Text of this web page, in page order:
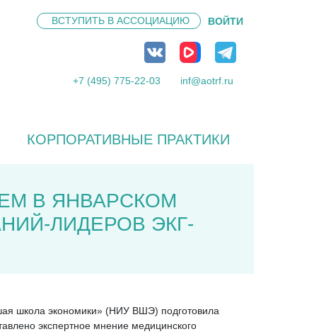
ВСТУПИТЬ В АССОЦИАЦИЮ ВОЙТИ
+7 (495) 775-22-03 inf@aotrf.ru
КОРПОРАТИВНЫЕ ПРАКТИКИ
В ЯНВАРСКОМ
ЛИДЕРОВ ЭКГ-
школа экономики» (НИУ ВШЭ) подготовила
экспертное мнение медицинского